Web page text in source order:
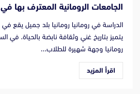
الجامعات الرومانية المعترف بها في
الدراسة في رومانيا رومانيا بلد جميل يقع
يتميز بتاريخ غني وثقافة نابضة بالحياة. في
رومانيا وجهة شهيرة للطلاب...
اقرأ المزيد